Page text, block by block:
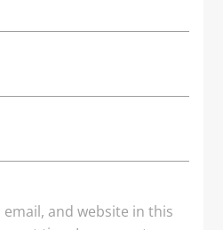
email, and website in this